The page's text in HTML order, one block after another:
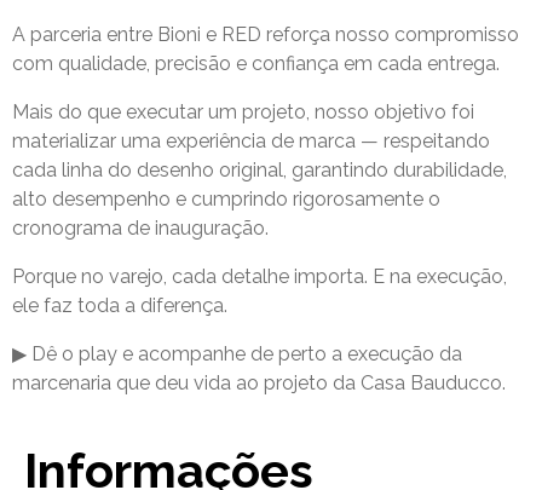
A parceria entre Bioni e RED reforça nosso compromisso
com qualidade, precisão e confiança em cada entrega.
Mais do que executar um projeto, nosso objetivo foi
materializar uma experiência de marca — respeitando
cada linha do desenho original, garantindo durabilidade,
alto desempenho e cumprindo rigorosamente o
cronograma de inauguração.
Porque no varejo, cada detalhe importa. E na execução,
ele faz toda a diferença.
▶ Dê o play e acompanhe de perto a execução da
marcenaria que deu vida ao projeto da Casa Bauducco.
Informações